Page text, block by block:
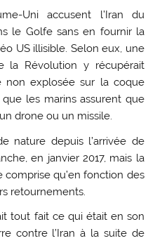
Uni accusent l’Iran du
le Golfe sans en fournir la
US illisible. Selon eux, une
la Révolution y récupérait
non explosée sur la coque
les marins assurent que
drone ou un missile.
nature depuis l’arrivée de
en janvier 2017, mais la
qu’en fonction des
retournements.
tout fait ce qui était en son
contre l’Iran à la suite de